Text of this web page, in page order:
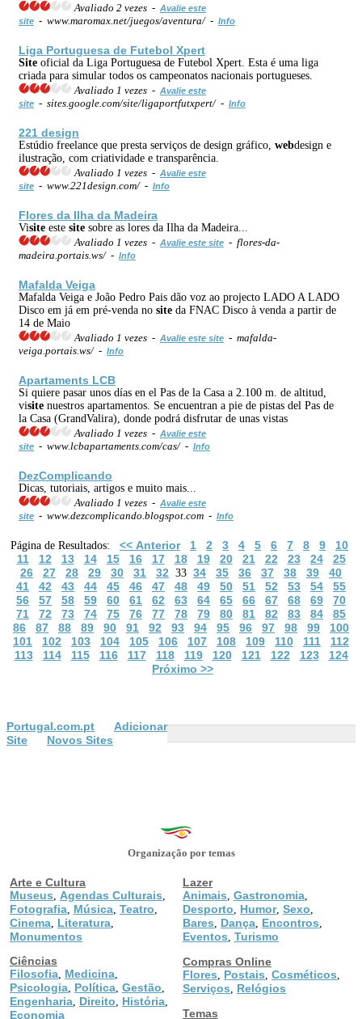
Avaliado 2 vezes - Avalie este
site - www.maromax.net/juegos/aventura/ - Info
Liga Portuguesa de Futebol Xpert
Site oficial da Liga Portuguesa de Futebol Xpert. Esta é uma liga
criada para simular todos os campeonatos nacionais portugueses.
Avaliado 1 vezes - Avalie este
site - sites.google.com/site/ligaportfutxpert/ - Info
221 design
Estúdio freelance que presta serviços de design gráfico, webdesign e
ilustração, com criatividade e transparência.
Avaliado 1 vezes - Avalie este
site - www.221design.com/ - Info
Flores da Ilha da Madeira
Visite este site sobre as lores da Ilha da Madeira...
Avaliado 1 vezes - Avalie este site - flores-da-
madeira.portais.ws/ - Info
Mafalda Veiga
Mafalda Veiga e João Pedro Pais dão voz ao projecto LADO A LADO
Disco em já em pré-venda no site da FNAC Disco à venda a partir de
14 de Maio
Avaliado 1 vezes - Avalie este site - mafalda-
veiga.portais.ws/ - Info
Apartaments LCB
Si quiere pasar unos días en el Pas de la Casa a 2.100 m. de altitud,
visite nuestros apartamentos. Se encuentran a pie de pistas del Pas de
la Casa (GrandValira), donde podrá disfrutar de unas vistas
Avaliado 1 vezes - Avalie este
site - www.lcbapartaments.com/cas/ - Info
DezComplicando
Dicas, tutoriais, artigos e muito mais...
Avaliado 1 vezes - Avalie este
site - www.dezcomplicando.blogspot.com - Info
Página de Resultados: << Anterior 1 2 3 4 5 6 7 8 9
10
11
12 13 14 15 16 17 18 19 20 21 22 23 24
25
26
27 28 29 30 31 32 33 34 35 36 37 38 39
40
41
42 43 44 45 46 47 48 49 50 51 52 53 54
55
56
57 58 59 60 61 62 63 64 65 66 67 68 69
70
71
72 73 74 75 76 77 78 79 80 81 82 83 84
85
86
87 88 89 90 91 92 93 94 95 96 97 98 99
100
101
102 103 104 105 106 107 108 109 110 111
112
113
114 115 116 117 118 119 120 121 122 123
124
Próximo >>
Portugal.com.pt
Adicionar
Site
Novos Sites
Organização por temas
Arte e Cultura
Museus
Agendas Culturais
Fotografia Música Teatro
Cinema Literatura
Monumentos
Ciências
Filosofia Medicina
Psicologia Política Gestão
Engenharia Direito História
Economia
Lazer
Animais Gastronomia
Desporto Humor, Sexo
Bares Dança Encontros
Eventos Turismo
Compras Online
Flores
Postais Cosméticos
Serviços
Relógios
Temas